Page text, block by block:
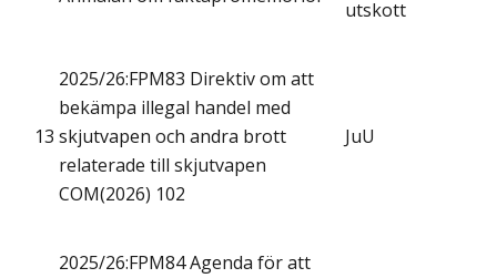
utskott
13
2025/26:FPM83 Direktiv om att
bekämpa illegal handel med
skjutvapen och andra brott
relaterade till skjutvapen
COM(2026) 102
JuU
2025/26:FPM84 Agenda för att